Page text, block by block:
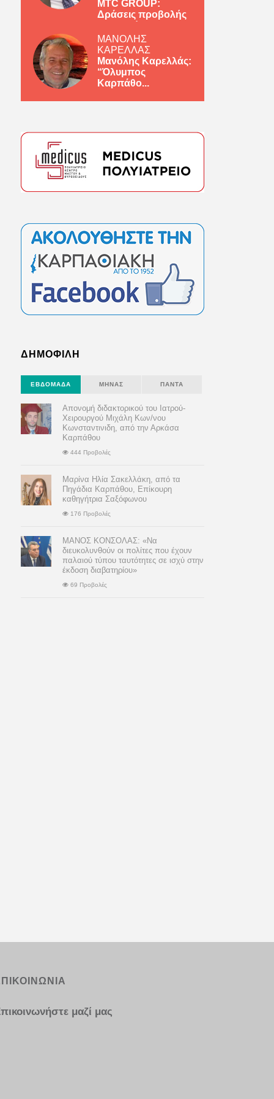
MTC GROUP:
Δράσεις προβολής
ΜΑΝΟΛΗΣ
ΚΑΡΕΛΛΑΣ
Μανόλης Καρελλάς:
“Όλυμπος
Καρπάθο...
ΔΗΜΟΦΙΛΗ
ΕΒΔΟΜΆΔΑ ΜΉΝΑΣ ΠΆΝΤΑ
Απονομή διδακτορικού του Ιατρού-
Χειρουργού Μιχάλη Κων/νου
Κωνσταντινιδη, από την Αρκάσα
Καρπάθου
444 Προβολές
Μαρίνα Ηλία Σακελλάκη, από τα
Πηγάδια Καρπάθου, Επίκουρη
καθηγήτρια Σαξόφωνου
176 Προβολές
ΜΑΝΟΣ ΚΟΝΣΟΛΑΣ: «Να
διευκολυνθούν οι πολίτες που έχουν
παλαιού τύπου ταυτότητες σε ισχύ στην
έκδοση διαβατηρίου»
69 Προβολές
μαζί μας